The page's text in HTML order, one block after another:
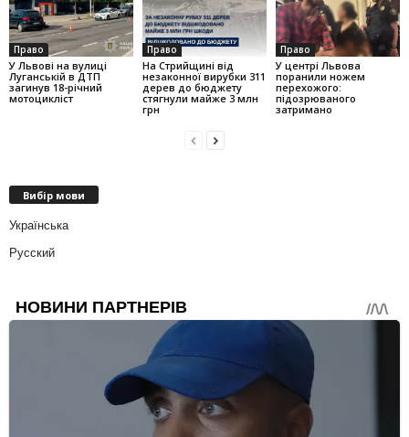
Право
У Львові на вулиці
Луганській в ДТП
загинув 18-річний
мотоцикліст
Право
На Стрийщині від
незаконної вирубки 311
дерев до бюджету
стягнули майже 3 млн
грн
Право
У центрі Львова
поранили ножем
перехожого:
підозрюваного
затримано
Вибір мови
Українська
Русский